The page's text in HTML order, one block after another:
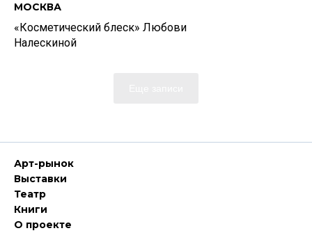
МОСКВА
«Косметический блеск» Любови
Налескиной
Арт-рынок
Выставки
Театр
Книги
О проекте